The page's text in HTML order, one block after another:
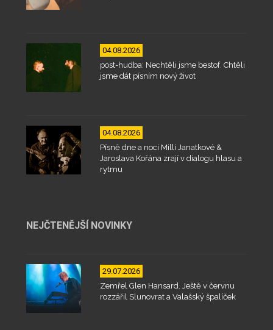
04.08.2026
post-hudba: Nechtěli jsme bestof. Chtěli
jsme dát písním nový život
04.08.2026
Písně dne a noci Milli Janatkové &
Jaroslava Kořána zrají v dialogu hlasu a
rytmu
NEJČTENĚJŠÍ NOVINKY
29.07.2026
Zemřel Glen Hansard. Ještě v červnu
rozzářil Slunovrat a Valašský špalíček